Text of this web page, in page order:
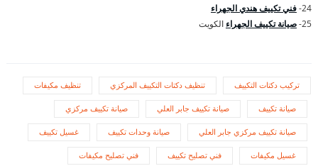
24- فني تكييف هندي الجهراء
25- صيانة تكييف الجهراء الكويت
تركيب دكتات التكييف تنظيف دكتات التكييف المركزي تنظيف مكيفات
صيانة تكييف صيانة تكييف جابر العلي صيانة تكييف مركزي
صيانة تكييف مركزي جابر العلي صيانة وحدات تكييف غسيل تكييف
غسيل مكيفات فني تصليح تكييف فني تصليح مكيفات